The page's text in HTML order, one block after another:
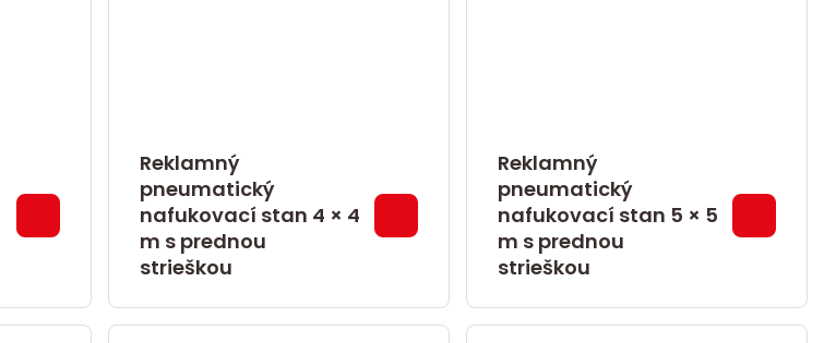
Reklamný
pneumatický
nafukovací stan 4 × 4
m s prednou
strieškou
Reklamný
pneumatický
nafukovací stan 5 × 5
m s prednou
strieškou